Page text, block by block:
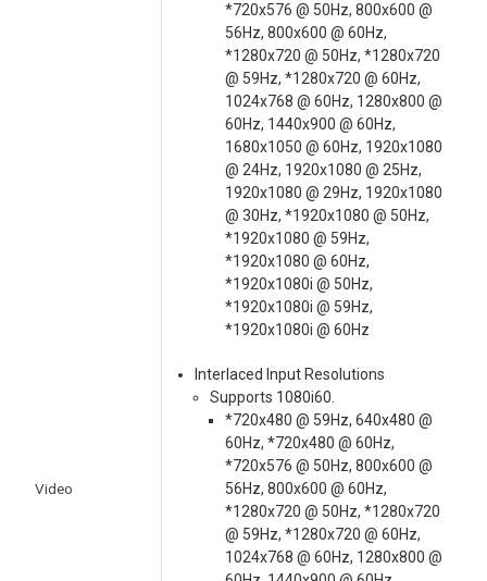
Video
*720x576 @ 50Hz, 800x600 @
56Hz, 800x600 @ 60Hz,
*1280x720 @ 50Hz, *1280x720
@ 59Hz, *1280x720 @ 60Hz,
1024x768 @ 60Hz, 1280x800 @
60Hz, 1440x900 @ 60Hz,
1680x1050 @ 60Hz, 1920x1080
@ 24Hz, 1920x1080 @ 25Hz,
1920x1080 @ 29Hz, 1920x1080
@ 30Hz, *1920x1080 @ 50Hz,
*1920x1080 @ 59Hz,
*1920x1080 @ 60Hz,
*1920x1080i @ 50Hz,
*1920x1080i @ 59Hz,
*1920x1080i @ 60Hz
Interlaced Input Resolutions
Supports 1080i60.
*720x480 @ 59Hz, 640x480 @
60Hz, *720x480 @ 60Hz,
*720x576 @ 50Hz, 800x600 @
56Hz, 800x600 @ 60Hz,
*1280x720 @ 50Hz, *1280x720
@ 59Hz, *1280x720 @ 60Hz,
1024x768 @ 60Hz, 1280x800 @